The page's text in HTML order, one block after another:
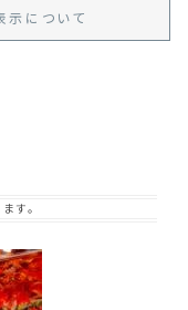
示 について
す。